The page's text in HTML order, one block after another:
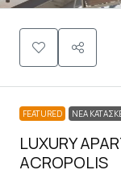
FEATURED ΝΈΑ
LUXURY
ACROPOLIS